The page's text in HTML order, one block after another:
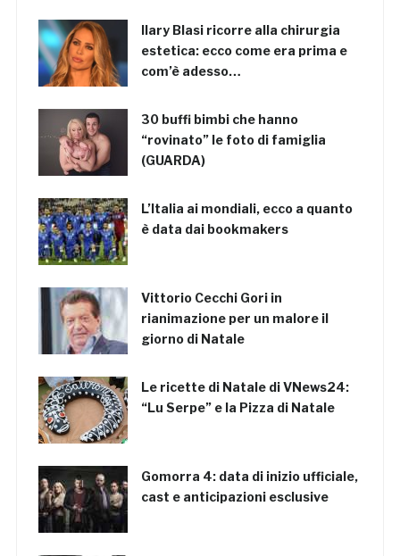
Ilary Blasi ricorre alla chirurgia
estetica: ecco come era prima e
com’è adesso…
30 buffi bimbi che hanno
“rovinato” le foto di famiglia
(GUARDA)
L’Italia ai mondiali, ecco a quanto
è data dai bookmakers
Vittorio Cecchi Gori in
rianimazione per un malore il
giorno di Natale
Le ricette di Natale di VNews24:
“Lu Serpe” e la Pizza di Natale
Gomorra 4: data di inizio ufficiale,
cast e anticipazioni esclusive